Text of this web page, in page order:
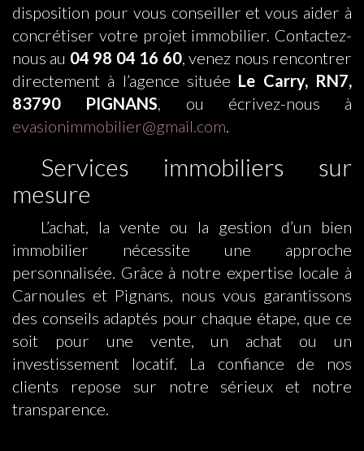
disposition pour vous conseiller et vous aider à
concrétiser votre projet immobilier. Contactez-
nous au 04 98 04 16 60, venez nous rencontrer
directement à l’agence située Le Carry, RN7,
83790 PIGNANS , ou écrivez-nous à
evasionimmobilier@gmail.com
Services immobiliers sur
mesure
L’achat, la vente ou la gestion d’un bien
immobilier nécessite une approche
personnalisée. Grâce à notre expertise locale à
Carnoules et Pignans, nous vous garantissons
des conseils adaptés pour chaque étape, que ce
soit pour une vente, un achat ou un
investissement locatif. La confiance de nos
clients repose sur notre sérieux et notre
transparence.